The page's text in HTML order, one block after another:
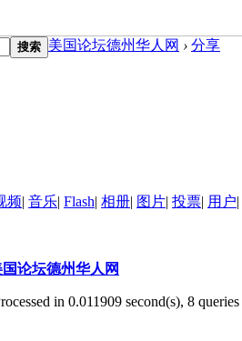
搜索 美国论坛德州华人网 › 分享
频| 音乐| Flash| 相册| 图片| 投票| 用户|
国论坛德州华人网
in 0.011909 second(s), 8 queries